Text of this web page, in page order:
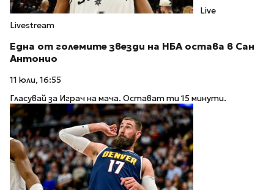
Live
Livestream
Една от големите звезди на НБА остава в Сан
Антонио
11 юли, 16:55
Гласувай за Играч на мача. Остават ти 15 минути.